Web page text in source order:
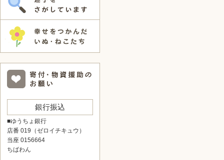
銀行振込
■ゆうちょ銀行
店番 019（ゼロイチキュウ）
当座 0156664
ちばわん